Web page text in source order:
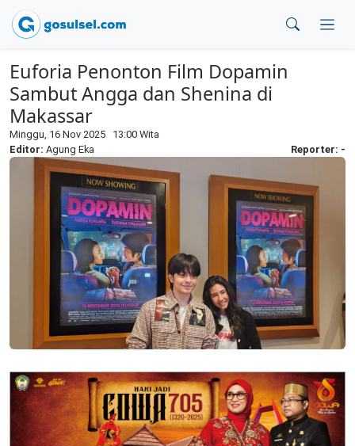
Euforia Penonton Film Dopamin
Sambut Angga dan Shenina di
Makassar
Minggu, 16 Nov 2025 13:00 Wita
Editor: Agung Eka Reporter: -